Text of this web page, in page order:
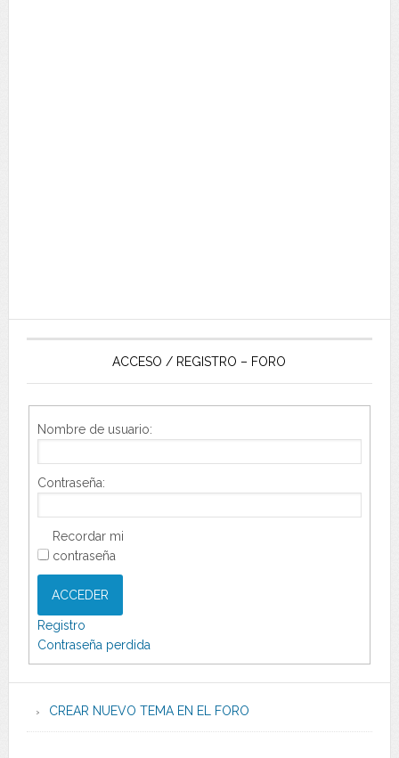
ACCESO / REGISTRO – FORO
Nombre de usuario:
Contraseña:
Recordar mi
contraseña
ACCEDER
Registro
Contraseña perdida
CREAR NUEVO TEMA EN EL FORO